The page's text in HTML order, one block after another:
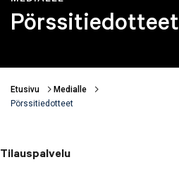
Pörssitiedotteet
Murupolku
Etusivu
Medialle
Pörssitiedotteet
Tilauspalvelu